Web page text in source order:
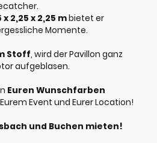
x 2,25 x 2,25 mbietet er
Momente.
Stoff, wird der Pavillon ganz
aufgeblasen.
Euren Wunschfarben
Event und Eurer Location!
und Buchen mieten!